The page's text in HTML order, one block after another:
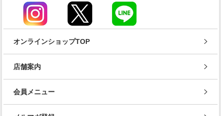
オンラインショップTOP
店舗案内
会員メニュー